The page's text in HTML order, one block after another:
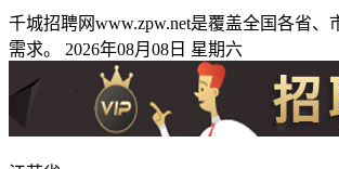
千城招聘网www.zpw.net是覆盖全国各省
需求。 2026年08月08日 星期六